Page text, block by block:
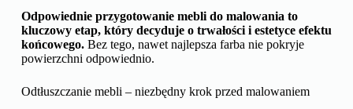
Odpowiednie przygotowanie mebli do malowania to
kluczowy etap, który decyduje o trwałości i estetyce efektu
końcowego.Bez tego, nawet najlepsza farba nie pokryje
powierzchni odpowiednio.
Odtłuszczanie mebli – niezbędny krok przed malowaniem